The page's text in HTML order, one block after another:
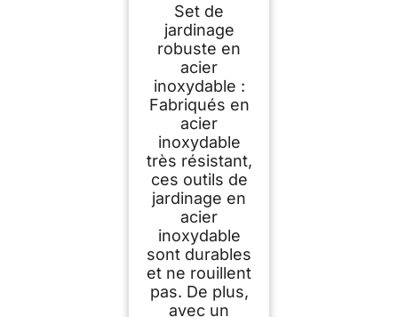
Jardinage Acier
Inoxydable
Set de
jardinage
robuste en
acier
inoxydable :
Fabriqués en
acier
inoxydable
très résistant,
ces outils de
jardinage en
acier
inoxydable
sont durables
et ne rouillent
pas. De plus,
avec un